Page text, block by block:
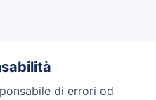
di errori od